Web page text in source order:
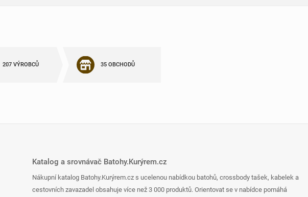
207 VÝROBCŮ 35 OBCHODŮ
Katalog a srovnávač Batohy.Kurýrem.cz
Nákupní katalog Batohy.Kurýrem.cz s ucelenou nabídkou batohů, crossbody tašek, kabelek a
cestovních zavazadel obsahuje více než 3 000 produktů. Orientovat se v nabídce pomáhá